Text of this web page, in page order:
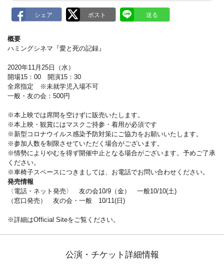
概要
ハミングシネマ『愛と死の記録』
2020年11月25日（水）
開場15：00 開演15：30
全席指定 ※未就学児入場不可
一般・友の会：500円
※本上映では席間を空けずに販売いたします。
※本上映・観賞にはマスクご持参・着用が必須です
※新型コロナウイルス感染予防対策にご協力をお願いいたします。
※参加人数を制限させていただく場合がございます。
※情勢によりやむを得ず開催中止となる場合がございます。予めご了承
ください。
※車椅子スペースにつきましては、お電話でお問い合わせください。
発売情報
〈電話・ネット発売〉 友の会10/9（金） 一般10/10(土)
（窓口発売） 友の会・一般 10/11(日)
※詳細はOfficial Siteをご覧ください。
公演・チケット詳細情報